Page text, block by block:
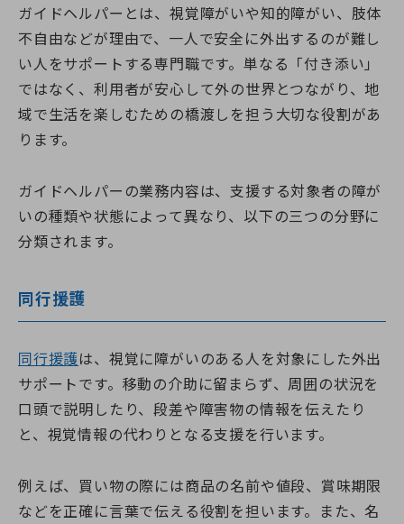
ガイドヘルパーとは、視覚障がいや知的障がい、肢体
不自由などが理由で、一人で安全に外出するのが難し
い人をサポートする専門職です。単なる「付き添い」
ではなく、利用者が安心して外の世界とつながり、地
域で生活を楽しむための橋渡しを担う大切な役割があ
ります。
ガイドヘルパーの業務内容は、支援する対象者の障が
いの種類や状態によって異なり、以下の三つの分野に
分類されます。
同行援護
同行援護は、視覚に障がいのある人を対象にした外出
サポートです。移動の介助に留まらず、周囲の状況を
口頭で説明したり、段差や障害物の情報を伝えたり
と、視覚情報の代わりとなる支援を行います。
例えば、買い物の際には商品の名前や値段、賞味期限
などを正確に言葉で伝える役割を担います。また、名